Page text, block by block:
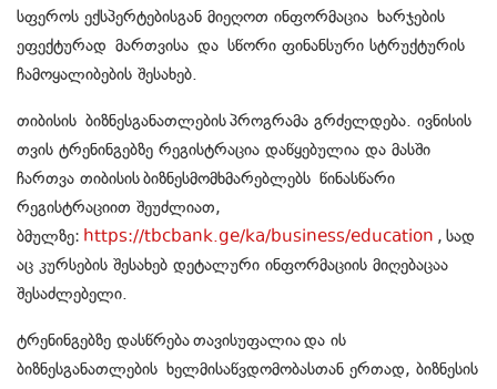
სფეროს ექსპერტებისგან მიეღოთ ინფორმაცია ხარჯების
ეფექტურად მართვისა და სწორი ფინანსური სტრუქტურის
ჩამოყალიბების შესახებ.
თიბისის ბიზნესგანათლების პროგრამა გრძელდება. ივნისის
თვის ტრენინგებზე რეგისტრაცია დაწყებულია და მასში
ჩართვა თიბისის ბიზნესმომხმარებლებს წინასწარი
რეგისტრაციით შეუძლიათ,
ბმულზე: https://tbcbank.ge/ka/business/education , სად
აც კურსების შესახებ დეტალური ინფორმაციის მიღებაცაა
შესაძლებელი.
ტრენინგებზე დასწრება თავისუფალია და ის
ბიზნესგანათლების ხელმისაწვდომობასთან ერთად, ბიზნესის